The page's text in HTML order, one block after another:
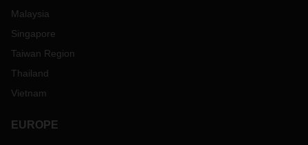
Malaysia
Singapore
Taiwan Region
Thailand
Vietnam
EUROPE